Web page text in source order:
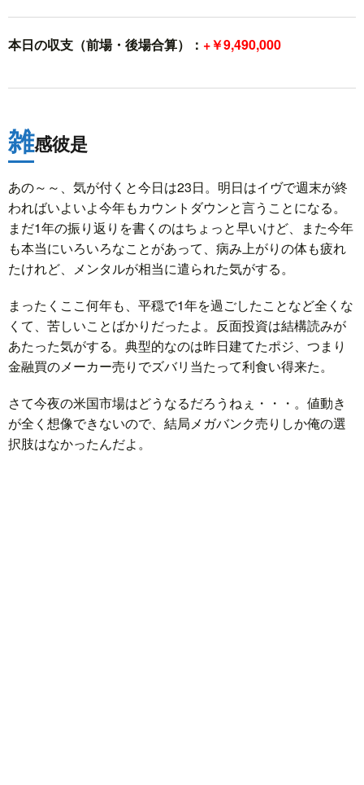
本日の収支（前場・後場合算）： +￥9,490,000
雑感彼是
あの～～、気が付くと今日は23日。明日はイヴで週末が終
わればいよいよ今年もカウントダウンと言うことになる。
まだ1年の振り返りを書くのはちょっと早いけど、また今年
も本当にいろいろなことがあって、病み上がりの体も疲れ
たけれど、メンタルが相当に遣られた気がする。
まったくここ何年も、平穏で1年を過ごしたことなど全くな
くて、苦しいことばかりだったよ。反面投資は結構読みが
あたった気がする。典型的なのは昨日建てたポジ、つまり
金融買のメーカー売りでズバリ当たって利食い得来た。
さて今夜の米国市場はどうなるだろうねぇ・・・。値動き
が全く想像できないので、結局メガバンク売りしか俺の選
択肢はなかったんだよ。